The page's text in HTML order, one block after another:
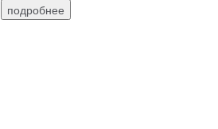
подробнее